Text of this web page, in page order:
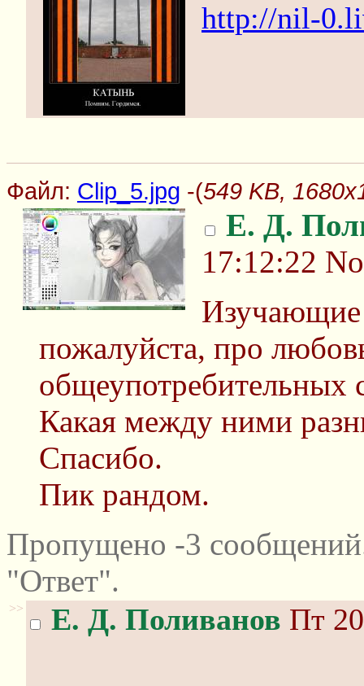
http://nil-
Файл: Clip_5.jpg -(549 KB,
Е. Д.
17:12:22
Изучающие
пожалуйста, про
Какая между ними
Спасибо.
Пик рандом.
Пропущено -3
"Ответ".
>> Е. Д. Поливанов Пт